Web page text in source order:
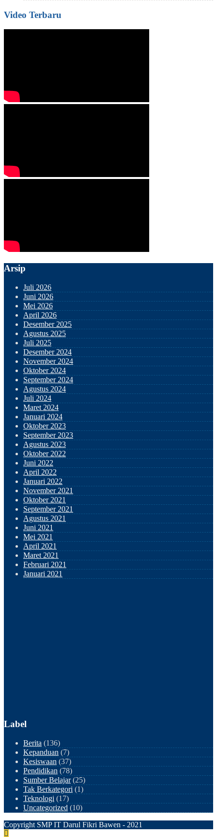
Video Terbaru
Arsip
Juli 2026
Juni 2026
Mei 2026
April 2026
Desember 2025
Agustus 2025
Juli 2025
Desember 2024
November 2024
Oktober 2024
September 2024
Agustus 2024
Juli 2024
Maret 2024
Januari 2024
Oktober 2023
September 2023
Agustus 2023
Oktober 2022
Juni 2022
April 2022
Januari 2022
November 2021
Oktober 2021
September 2021
Agustus 2021
Juni 2021
Mei 2021
April 2021
Maret 2021
Februari 2021
Januari 2021
Label
Berita (136)
Kepanduan (7)
Kesiswaan (37)
Pendidikan (78)
Sumber Belajar(25)
Tak Berkategori (1)
Teknologi (17)
Uncategorized (10)
Copyright SMP IT Darul Fikri Bawen - 2021